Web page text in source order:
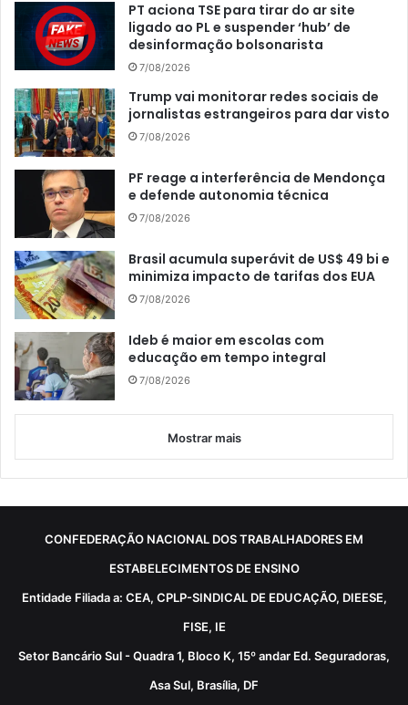
PT aciona TSE para tirar do ar site
ligado ao PL e suspender ‘hub’ de
desinformação bolsonarista
7/08/2026
Trump vai monitorar redes sociais de
jornalistas estrangeiros para dar visto
7/08/2026
PF reage a interferência de Mendonça
e defende autonomia técnica
7/08/2026
Brasil acumula superávit de US$ 49 bi e
minimiza impacto de tarifas dos EUA
7/08/2026
Ideb é maior em escolas com
educação em tempo integral
7/08/2026
Mostrar mais
CONFEDERAÇÃO NACIONAL DOS TRABALHADORES EM
ESTABELECIMENTOS DE ENSINO
Entidade Filiada a: CEA, CPLP-SINDICAL DE EDUCAÇÃO, DIEESE,
FISE, IE
Setor Bancário Sul - Quadra 1, Bloco K, 15º andar Ed. Seguradoras,
Asa Sul, Brasília, DF